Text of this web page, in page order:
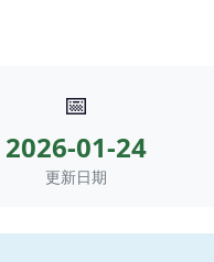
📅
2026-01-24
更新日期